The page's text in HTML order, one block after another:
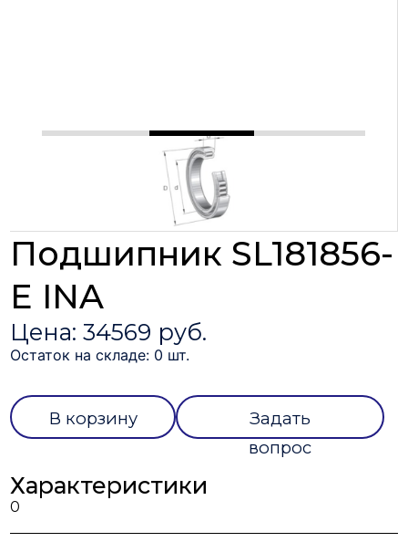
Подшипник SL181856-
E INA
Цена: 34569 руб.
Остаток на складе: 0 шт.
В корзину
Задать
вопрос
Характеристики
0